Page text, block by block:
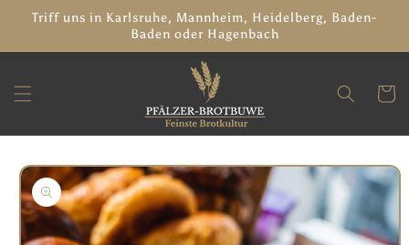
zum
Triff uns in Karlsruhe, Mannheim, Heidelberg, Baden-
Baden oder Hagenbach